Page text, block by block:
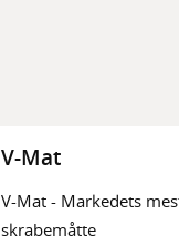
V-Mat
V-Mat - Markedets
skrabemåtte